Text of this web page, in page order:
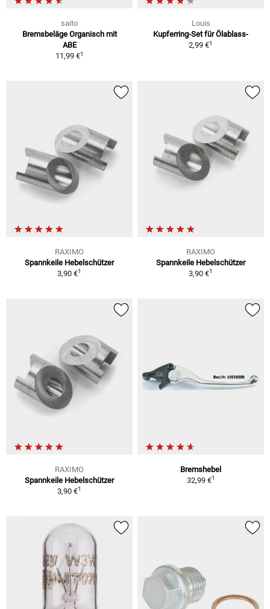
saito
Bremsbeläge Organisch mit
ABE
11,99 €1
Louis
Kupferring-Set für Ölablass-
2,99 €1
RAXIMO
Spannkeile Hebelschützer
3,90 €1
RAXIMO
Spannkeile Hebelschützer
3,90 €1
RAXIMO
Spannkeile Hebelschützer
3,90 €1
Bremshebel
32,99 €1